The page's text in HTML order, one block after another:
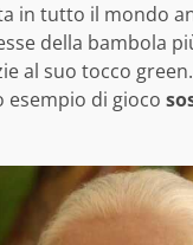
in tutto il mondo
della bambola
al suo tocco
esempio di gioco